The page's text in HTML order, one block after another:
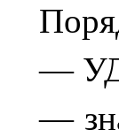
—
—